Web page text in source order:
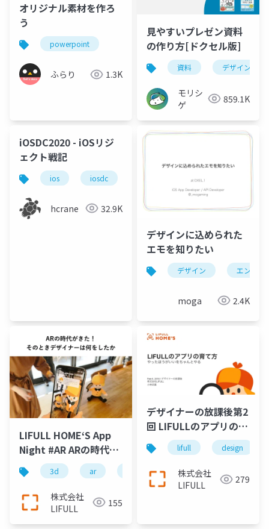
オリジナル素材を作ろ
う
powerpoint
ふらり 1.3K
見やすいプレゼン資料
の作り方[ドクセル版]
資料 デザイン
モリシ
ゲ
859.1K
iOSDC2020 - iOSリジ
ェクト戦記
ios iosdc swift
hcrane 32.9K
デザインに込められた
エモを知りたい
デザイン エンジニ
moga 2.4K
LIFULL HOME‘S App
Night #AR ARの時代が
きた！そのときデザイ
ナーは何をしたか
3d ar design
株式会社
LIFULL
155
デザイナーの放課後第2
回 LIFULLのアプリの作
り方
lifull design
株式会社
LIFULL
279